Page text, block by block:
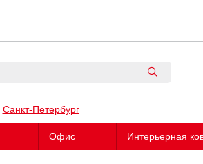
Санкт-Петербург
Офис Интерьерная